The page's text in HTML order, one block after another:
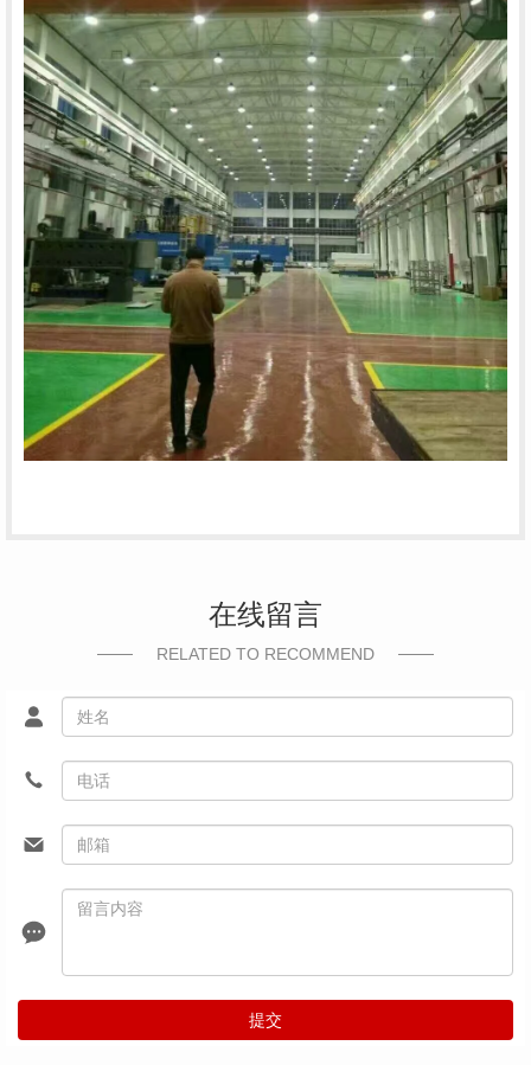
在线留言
RELATED TO RECOMMEND
提交